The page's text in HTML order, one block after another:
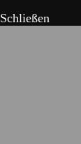
Schließen